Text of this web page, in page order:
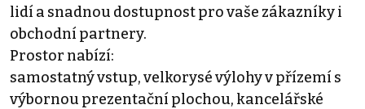
lidí a snadnou dostupnost pro vaše zákazníky i
obchodní partnery.
Prostor nabízí:
samostatný vstup, velkorysé výlohy v přízemí s
výbornou prezentační plochou, kancelářské